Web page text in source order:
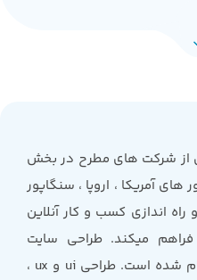
از شرکت های مطرح در بخش
آمریکا ، اروپا ، سنگاپور
اندازی کسب و کار آنلاین
میکند. طراحی سایت
گروتالینی توسط تیم سوبلز انجام شده است. طراحی ui و ux ،